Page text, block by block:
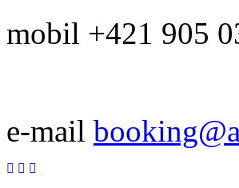
mobil +421 905
e-mail